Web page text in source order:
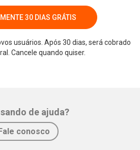
30 DIAS GRÁTIS
usuários. Após 30 dias, será cobrado
Cancele quando quiser.
de ajuda?
Fale conosco
Twitter E-mail